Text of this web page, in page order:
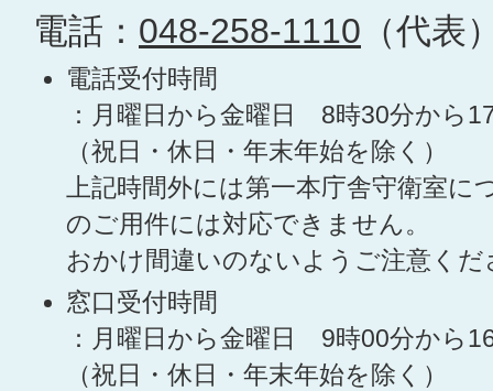
電話： 048-258-1110 （代表
電話受付時間
：月曜日から金曜日 8時30分から
（祝日・休日・年末年始を除く）
上記時間外には第一本庁舎守衛室に
のご用件には対応できません。
おかけ間違いのないようご注意くだ
窓口受付時間
：月曜日から金曜日 9時00分から
（祝日・休日・年末年始を除く）